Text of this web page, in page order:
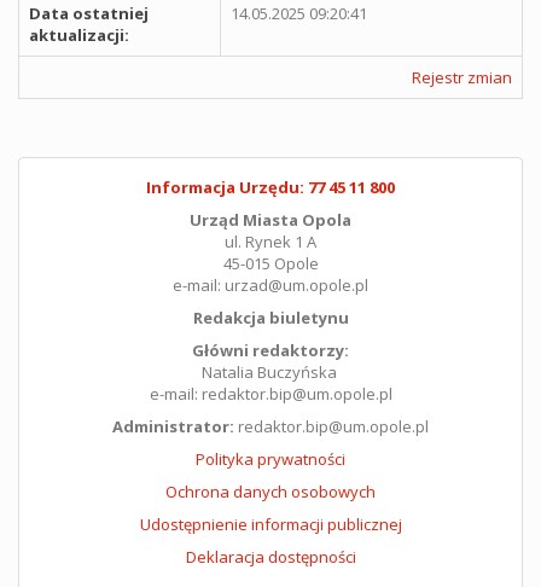
Data ostatniej
aktualizacji:
14.05.2025 09:20:41
Rejestr zmian
Informacja Urzędu: 77 45 11 800
Urząd Miasta Opola
ul. Rynek 1 A
45-015 Opole
e-mail: urzad@um.opole.pl
Redakcja biuletynu
Główni redaktorzy:
Natalia Buczyńska
e-mail: redaktor.bip@um.opole.pl
Administrator: redaktor.bip@um.opole.pl
Polityka prywatności
Ochrona danych osobowych
Udostępnienie informacji publicznej
Deklaracja dostępności